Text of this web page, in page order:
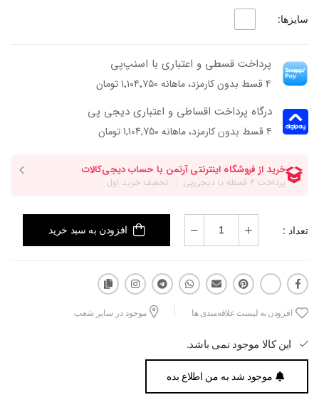
سایزها:
پرداخت قسطی و اعتباری با اسنپ‌پی
۴ قسط بدون کارمزد، ماهانه ۱٬۱۰۴٬۷۵۰ تومان
درگاه پرداخت اقساطی و اعتباری دیجی پی
۴ قسط بدون کارمزد، ماهانه 1,104,750 تومان
تعداد : افزودن به سبد خرید
افزودن به لیست علاقه‌مندی ها موجود در سایر شعب
این کالا موجود نمی باشد.
موجود شد به من اطلاع بده